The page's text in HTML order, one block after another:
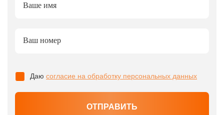
Ваше имя
Ваш номер
Даю согласие на обработку персональных данных